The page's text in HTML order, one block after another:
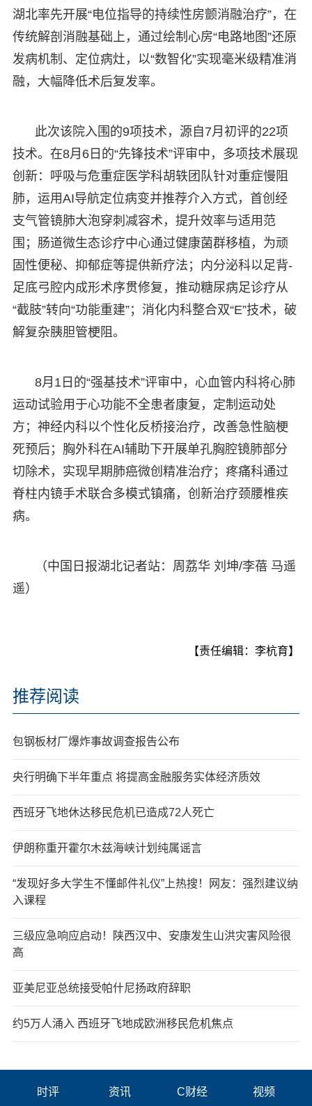
湖北率先开展“电位指导的持续性房颤消融治疗”，在
传统解剖消融基础上，通过绘制心房“电路地图”还原
发病机制、定位病灶，以“数智化”实现毫米级精准消
融，大幅降低术后复发率。
此次该院入围的9项技术，源自7月初评的22项
技术。在8月6日的“先锋技术”评审中，多项技术展现
创新：呼吸与危重症医学科胡轶团队针对重症慢阻
肺，运用AI导航定位病变并推荐介入方式，首创经
支气管镜肺大泡穿刺减容术，提升效率与适用范
围；肠道微生态诊疗中心通过健康菌群移植，为顽
固性便秘、抑郁症等提供新疗法；内分泌科以足背-
足底弓腔内成形术序贯修复，推动糖尿病足诊疗从
“截肢”转向“功能重建”；消化内科整合双“E”技术，破
解复杂胰胆管梗阻。
8月1日的“强基技术”评审中，心血管内科将心肺
运动试验用于心功能不全患者康复，定制运动处
方；神经内科以个性化反桥接治疗，改善急性脑梗
死预后；胸外科在AI辅助下开展单孔胸腔镜肺部分
切除术，实现早期肺癌微创精准治疗；疼痛科通过
脊柱内镜手术联合多模式镇痛，创新治疗颈腰椎疾
病。
（中国日报湖北记者站：周荔华 刘坤/李蓓 马遥
遥）
【责任编辑：李杭育】
推荐阅读
包钢板材厂爆炸事故调查报告公布
央行明确下半年重点 将提高金融服务实体经济质效
西班牙飞地休达移民危机已造成72人死亡
伊朗称重开霍尔木兹海峡计划纯属谣言
“发现好多大学生不懂邮件礼仪”上热搜！网友：强烈建议纳
入课程
三级应急响应启动！陕西汉中、安康发生山洪灾害风险很
高
亚美尼亚总统接受帕什尼扬政府辞职
约5万人涌入 西班牙飞地成欧洲移民危机焦点
时评 资讯 C财经 视频